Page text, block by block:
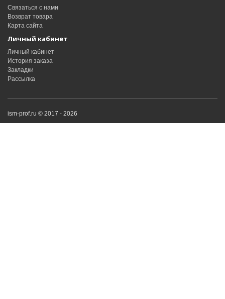
Связаться с нами
Возврат товара
Карта сайта
Личный кабинет
Личный кабинет
История заказа
Закладки
Рассылка
ism-prof.ru © 2017 - 2026